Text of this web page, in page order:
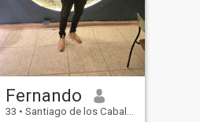
Fernando
33 • Santiago de los Caballeros, Santiago, Dom. Rep.